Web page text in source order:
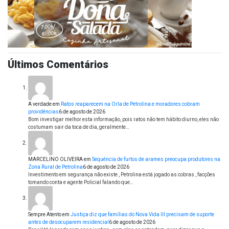
Últimos Comentários
A verdadeem Ratos reaparecem na Orla de Petrolina e moradores cobram
providências6 de agosto de 2026
Bom investigar melhor esta informação, pois ratos não tem hábito diurno, eles não
costumam sair da toca de dia, geralmente…
MARCELINO OLIVEIRAem Sequência de furtos de arames preocupa produtores na
Zona Rural de Petrolina6 de agosto de 2026
Investimento em segurança não existe , Petrolina está jogado as cobras , facções
tomando conta e agente Policial falando que…
Sempre Atentoem Justiça diz que famílias do Nova Vida III precisam de suporte
antes de desocuparem residencial 6 de agosto de 2026